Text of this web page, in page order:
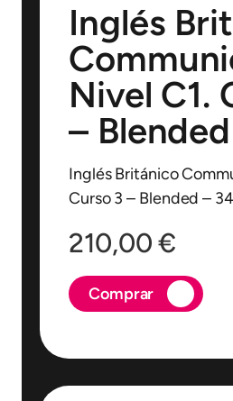
Inglés
Nivel C1.
– Blended
Inglés Británico
Curso 3 – Blended –
210,00€
Comprar